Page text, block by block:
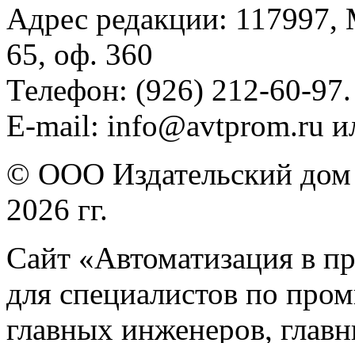
Адрес редакции:
65, оф. 360
Телефон: (926) 212-60-97.
E-mail: info@avtprom.ru
© ООО Издательский
2026 гг.
Сайт «Автоматизация в
для специалистов по
главных инженеров,